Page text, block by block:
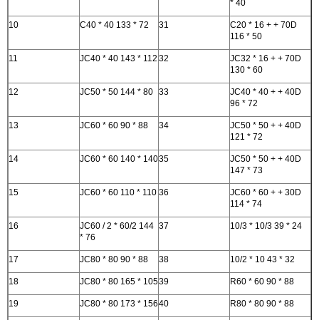
* 40
10 C40 * 40 133 * 72 31
C20 * 16 + + 70D
116 * 50
11 JC40 * 40 143 * 112 32
JC32 * 16 + + 70D
130 * 60
12 JC50 * 50 144 * 80 33
JC40 * 40 + + 40D
96 * 72
13 JC60 * 60 90 * 88 34
JC50 * 50 + + 40D
121 * 72
14 JC60 * 60 140 * 14035
JC50 * 50 + + 40D
147 * 73
15 JC60 * 60 110 * 110 36
JC60 * 60 + + 30D
114 * 74
16
JC60 / 2 * 60/2 144
* 76
37 10/3 * 10/3 39 * 24
17 JC80 * 80 90 * 88 38 10/2 * 10 43 * 32
18 JC80 * 80 165 * 10539 R60 * 60 90 * 88
19 JC80 * 80 173 * 15640 R80 * 80 90 * 88